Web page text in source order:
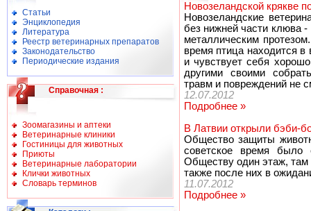
Статьи
Энциклопедия
Литература
Реестр ветеринарных препаратов
Законодательство
Периодические издания
Справочная :
Зоомагазины и аптеки
Ветеринарные клиники
Гостиницы для животных
Приюты
Ветеринарные лаборатории
Клички животных
Словарь терминов
Новозеландской крякве
Новозеландские
без нижней части клюва
металлическим
время птица находится
и чувствует себя
другими своими
травм и повреждений не
12.07.2012
Подробнее »
В Латвии открыли бэби-
Общество защиты
советское время было
Обществу один этаж, там
также после них в
11.07.2012
Подробнее »